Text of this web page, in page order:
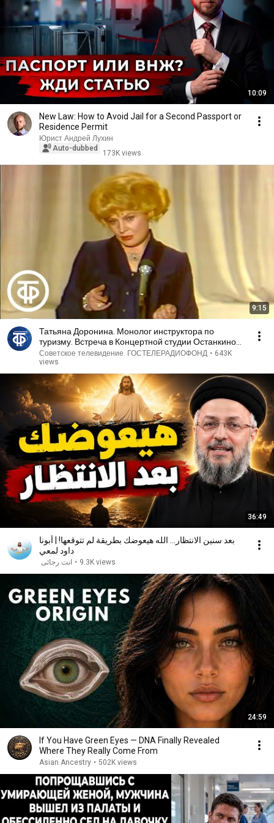
10:09
New Law: How to Avoid Jail for a Second Passport or
Residence Permit
Юрист Андрей Лухин
Auto-dubbed
173K views
9:15
Татьяна Доронина. Монолог инструктора по
туризму. Встреча в Концертной студии Останкино
(1982)
Советское телевидение. ГОСТЕЛЕРАДИОФОНД • 643K
views
36:49
بعد سنين الانتظار... الله هيعوضك بطريقة لم تتوقعها! | أبونا
داود لمعي
انت رجائى • 9.3K views
24:59
If You Have Green Eyes — DNA Finally Revealed
Where They Really Come From
Asian Ancestry • 502K views